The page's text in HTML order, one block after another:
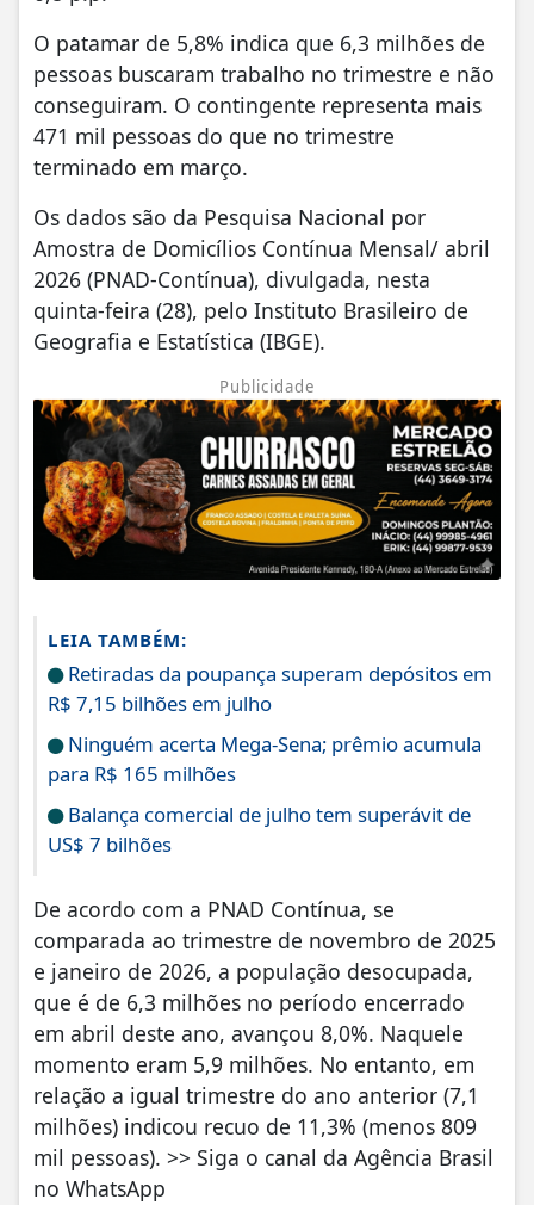
O patamar de 5,8% indica que 6,3 milhões de
pessoas buscaram trabalho no trimestre e não
conseguiram. O contingente representa mais
471 mil pessoas do que no trimestre
terminado em março.
Os dados são da Pesquisa Nacional por
Amostra de Domicílios Contínua Mensal/ abril
2026 (PNAD-Contínua), divulgada, nesta
quinta-feira (28), pelo Instituto Brasileiro de
Geografia e Estatística (IBGE).
Publicidade
LEIA TAMBÉM:
Retiradas da poupança superam depósitos em
R$ 7,15 bilhões em julho
Ninguém acerta Mega-Sena; prêmio acumula
para R$ 165 milhões
Balança comercial de julho tem superávit de
US$ 7 bilhões
De acordo com a PNAD Contínua, se
comparada ao trimestre de novembro de 2025
e janeiro de 2026, a população desocupada,
que é de 6,3 milhões no período encerrado
em abril deste ano, avançou 8,0%. Naquele
momento eram 5,9 milhões. No entanto, em
relação a igual trimestre do ano anterior (7,1
milhões) indicou recuo de 11,3% (menos 809
mil pessoas). >> Siga o canal da Agência Brasil
no WhatsApp